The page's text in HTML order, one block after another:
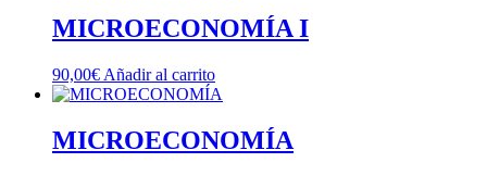
MICROECONOMÍA I
90,00€ Añadir al carrito
MICROECONOMÍA